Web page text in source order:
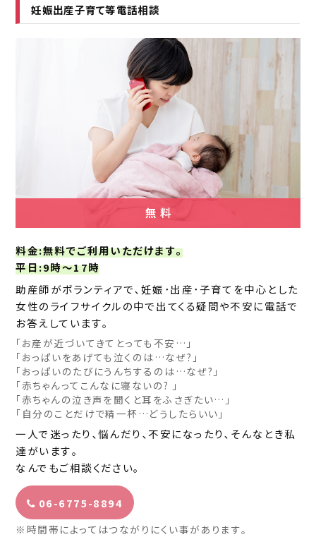
妊娠出産子育て等電話相談
料金:無料でご利用いただけます｡
平日:9時～17時
助産師がボランティアで､妊娠･出産･子育てを中心とした
女性のライフサイクルの中で出てくる疑問や不安に電話で
お答えしています｡
｢お産が近づいてきてとっても不安…｣
｢おっぱいをあげても泣くのは…なぜ?｣
｢おっぱいのたびにうんちするのは…なぜ?｣
｢赤ちゃんってこんなに寝ないの? ｣
｢赤ちゃんの泣き声を聞くと耳をふさぎたい…｣
｢自分のことだけで精一杯…どうしたらいい｣
一人で迷ったり､悩んだり､不安になったり､そんなとき私
達がいます｡
なんでもご相談ください｡
06-6775-8894
※時間帯によってはつながりにくい事があります｡